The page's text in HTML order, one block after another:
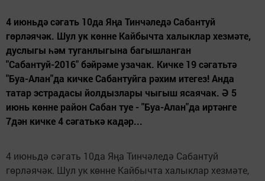
4 июньдә сәгать 10да Яңа Тинчәледә Сабантуй
гөрләячәк. Шул ук көнне Кайбычта халыклар хезмәте,
дуслыгы һәм туганлыгына багышланган
"Сабантуй-2016" бәйрәме узачак. Кичке 19 сәгатьтә
"Буа-Алан"да кичке Сабантуйга рәхим итегез! Анда
татар эстрадасы йолдызлары чыгыш ясаячак. Ә 5
июнь көнне район Сабан туе - "Буа-Алан"да иртәнге
7дән кичке 4 сәгатькә кадәр...
4 июньдә сәгать 10да Яңа Тинчәледә Сабантуй
гөрләячәк. Шул ук көнне Кайбычта халыклар хезмәте,